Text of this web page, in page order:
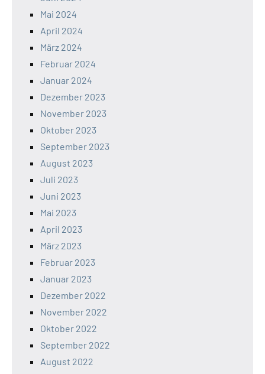
Mai 2024
April 2024
März 2024
Februar 2024
Januar 2024
Dezember 2023
November 2023
Oktober 2023
September 2023
August 2023
Juli 2023
Juni 2023
Mai 2023
April 2023
März 2023
Februar 2023
Januar 2023
Dezember 2022
November 2022
Oktober 2022
September 2022
August 2022